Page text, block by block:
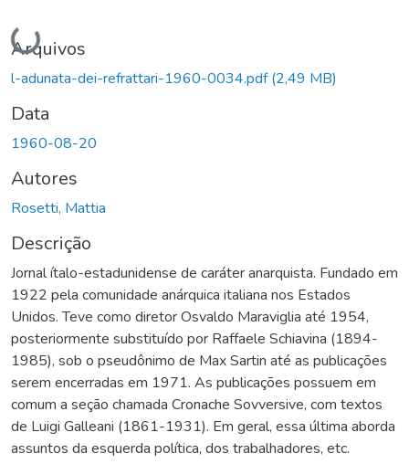
Carregando...
Arquivos
l-adunata-dei-refrattari-1960-0034.pdf(2,49 MB)
Data
1960-08-20
Autores
Rosetti, Mattia
Descrição
Jornal ítalo-estadunidense de caráter anarquista. Fundado em
1922 pela comunidade anárquica italiana nos Estados
Unidos. Teve como diretor Osvaldo Maraviglia até 1954,
posteriormente substituído por Raffaele Schiavina (1894-
1985), sob o pseudônimo de Max Sartin até as publicações
serem encerradas em 1971. As publicações possuem em
comum a seção chamada Cronache Sovversive, com textos
de Luigi Galleani (1861-1931). Em geral, essa última aborda
assuntos da esquerda política, dos trabalhadores, etc.